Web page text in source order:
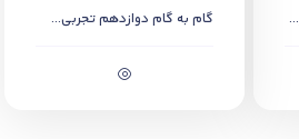
گام به گام دوازدهم تجربی...